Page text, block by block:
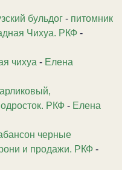
бульдог - питомник
Чихуа. РКФ -
чихуа - Елена
РКФ - Елена
черные
и продажи. РКФ -